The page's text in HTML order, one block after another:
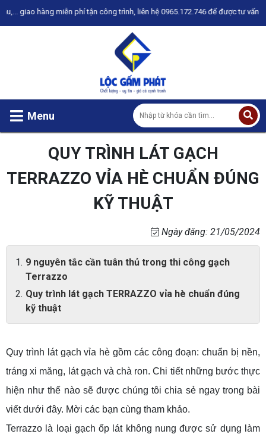
giao hàng miễn phí tận công trình, liên hệ 0965.172.746 để được tư vấn
Menu
QUY TRÌNH LÁT GẠCH
TERRAZZO VỈA HÈ CHUẨN ĐÚNG
KỸ THUẬT
Ngày đăng: 21/05/2024
9 nguyên tắc cần tuân thủ trong thi công gạch
Terrazzo
Quy trình lát gạch TERRAZZO vỉa hè chuẩn đúng
kỹ thuật
Quy trình lát gạch vỉa hè gồm các công đoạn: chuẩn bị nền,
tráng xi măng, lát gạch và chà ron. Chi tiết những bước thực
hiện như thế nào sẽ được chúng tôi chia sẻ ngay trong bài
viết dưới đây. Mời các bạn cùng tham khảo.
Terrazzo là loại gạch ốp lát không nung được sử dụng làm